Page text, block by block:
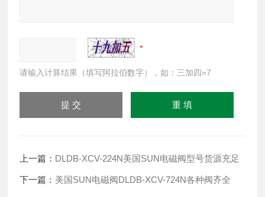
请输入计算结果（填写阿拉伯数字），如：三加四=7
上一篇： DLDB-XCV-224N美国SUN电磁阀型号货源充足
下一篇： 美国SUN电磁阀DLDB-XCV-724N各种阀齐全